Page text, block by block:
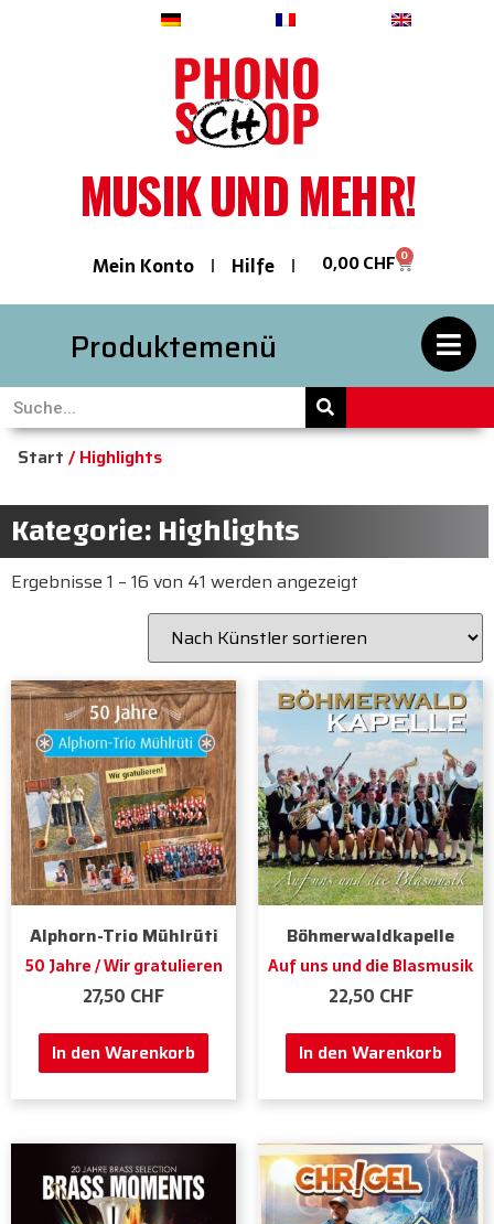
MUSIK UND MEHR!
Mein Konto Hilfe 0,00CHF 0
Produktemenü
Start / Highlights
Kategorie: Highlights
Ergebnisse 1 – 16 von 41 werden angezeigt
Alphorn-Trio Mühlrüti
50 Jahre / Wir gratulieren
27,50 CHF
In den Warenkorb
Böhmerwaldkapelle
Auf uns und die Blasmusik
22,50 CHF
In den Warenkorb